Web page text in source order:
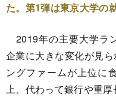
た。第1弾は東京大学の
2019年の主要大学ラ
企業に大きな変化が見
ングファームが上位に
上、代わって銀行や重厚